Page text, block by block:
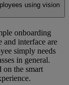
using vision
onboarding
and interface are
simply needs
in general.
on the smart